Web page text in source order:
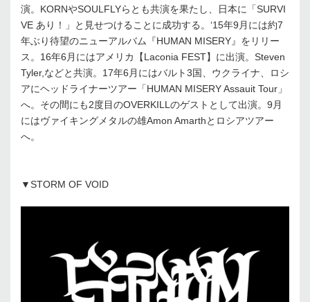
演。KORNやSOULFLYらとも共演を果たし、日本に「SURVI
VE あり！」と見せつけることに成功する。‘15年9月には約7
年ぶり待望のニューアルバム『HUMAN MISERY』をリリー
ス。16年6月にはアメリカ【Laconia FEST】に出演。Steven
Tyler,などと共演。17年6月にはバルト3国、ウクライナ、ロシ
アにヘッドライナーツアー「HUMAN MISERY Assauit Tour」
へ。その間にも2度目のOVERKILLのゲストとして出演。9月
にはヴァイキングメタルの雄Amon Amarthとロシアツアー
へ。
▼STORM OF VOID